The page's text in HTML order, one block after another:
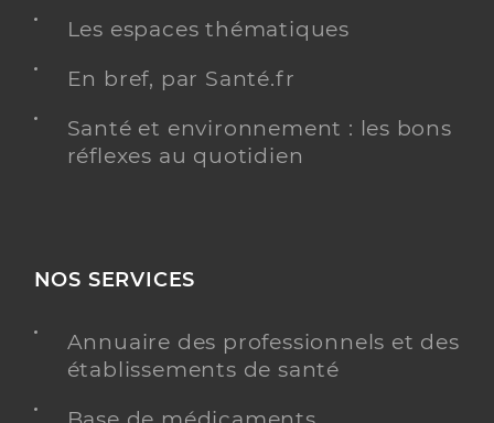
Adresse
37 Place Chavanelle, 42000 Saint-Étienne
Dr Grivet Damien
Professionel de santé
Spécialités
Ophtalmologie
Les espaces thématiques
En bref, par Santé.fr
Santé et environnement : les bons
réflexes au quotidien
NOS SERVICES
Annuaire des professionnels et des
établissements de santé